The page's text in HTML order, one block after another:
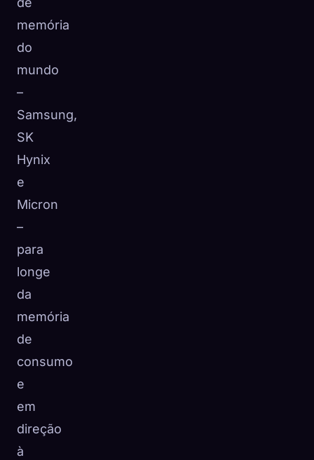
memória
do
mundo
–
Samsung,
SK
Hynix
e
Micron
–
para
longe
da
memória
de
consumo
e
em
direção
à